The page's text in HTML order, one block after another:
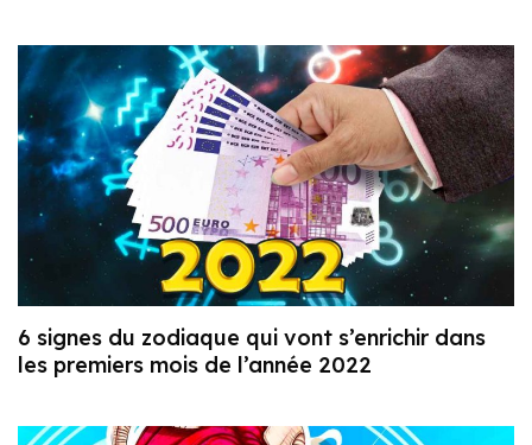
6 signes du zodiaque qui vont s’enrichir dans
les premiers mois de l’année 2022